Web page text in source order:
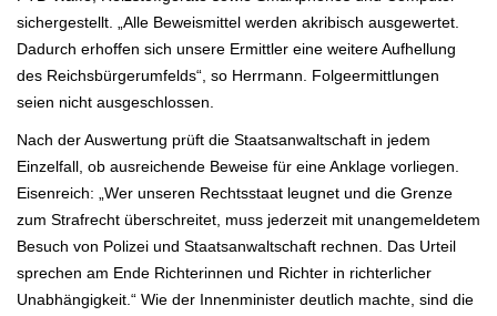
sichergestellt. „Alle Beweismittel werden akribisch ausgewertet.
Dadurch erhoffen sich unsere Ermittler eine weitere Aufhellung
des Reichsbürgerumfelds“, so Herrmann. Folgeermittlungen
seien nicht ausgeschlossen.
Nach der Auswertung prüft die Staatsanwaltschaft in jedem
Einzelfall, ob ausreichende Beweise für eine Anklage vorliegen.
Eisenreich: „Wer unseren Rechtsstaat leugnet und die Grenze
zum Strafrecht überschreitet, muss jederzeit mit unangemeldetem
Besuch von Polizei und Staatsanwaltschaft rechnen. Das Urteil
sprechen am Ende Richterinnen und Richter in richterlicher
Unabhängigkeit.“ Wie der Innenminister deutlich machte, sind die